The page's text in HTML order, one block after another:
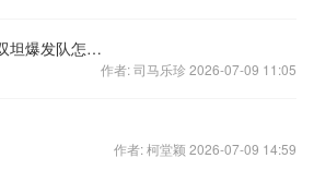
冲呀饼干人王国黑珍珠双坦爆发队怎么搭配 黑珍珠双坦爆发队搭配推荐
作者: 司马乐珍 2026-07-09 11:05
作者: 柯堂颖 2026-07-09 14:59